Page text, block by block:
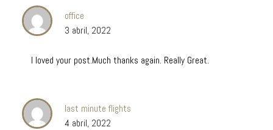
office
3 abril, 2022
I loved your post.Much thanks again. Really Great.
last minute flights
4 abril, 2022